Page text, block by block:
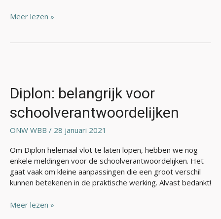
Meer lezen »
Diplon: belangrijk voor
schoolverantwoordelijken
ONW WBB / 28 januari 2021
Om Diplon helemaal vlot te laten lopen, hebben we nog
enkele meldingen voor de schoolverantwoordelijken. Het
gaat vaak om kleine aanpassingen die een groot verschil
kunnen betekenen in de praktische werking. Alvast bedankt!
voor
schoolverantwoordelijken
Meer lezen »